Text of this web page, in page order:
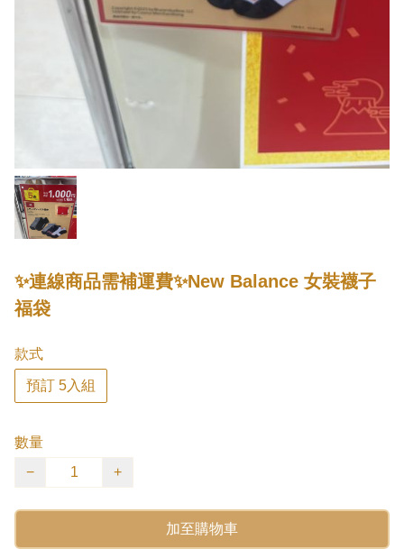
✨連線商品需補運費✨New Balance 女裝襪子
福袋
款式
預訂 5入組
數量
−
+
加至購物車